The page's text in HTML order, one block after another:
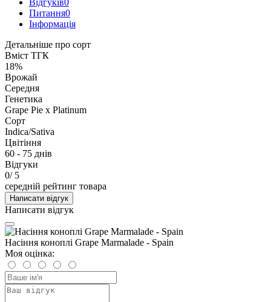
Питання0
Iнформація
Детальніше про сорт
Вміст ТГК
18%
Врожай
Середня
Генетика
Grape Pie x Platinum
Сорт
Indica/Sativa
Цвітіння
60 - 75 днів
Відгуки
0/ 5
середній рейтинг товара
Написати відгук
Написати відгук
Насіння коноплі Grape Marmalade - Spain
Моя оцінка: